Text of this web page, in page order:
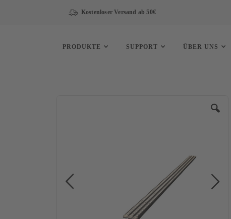
Kostenloser Versand ab 50€
PRODUKTE SUPPORT ÜBER UNS